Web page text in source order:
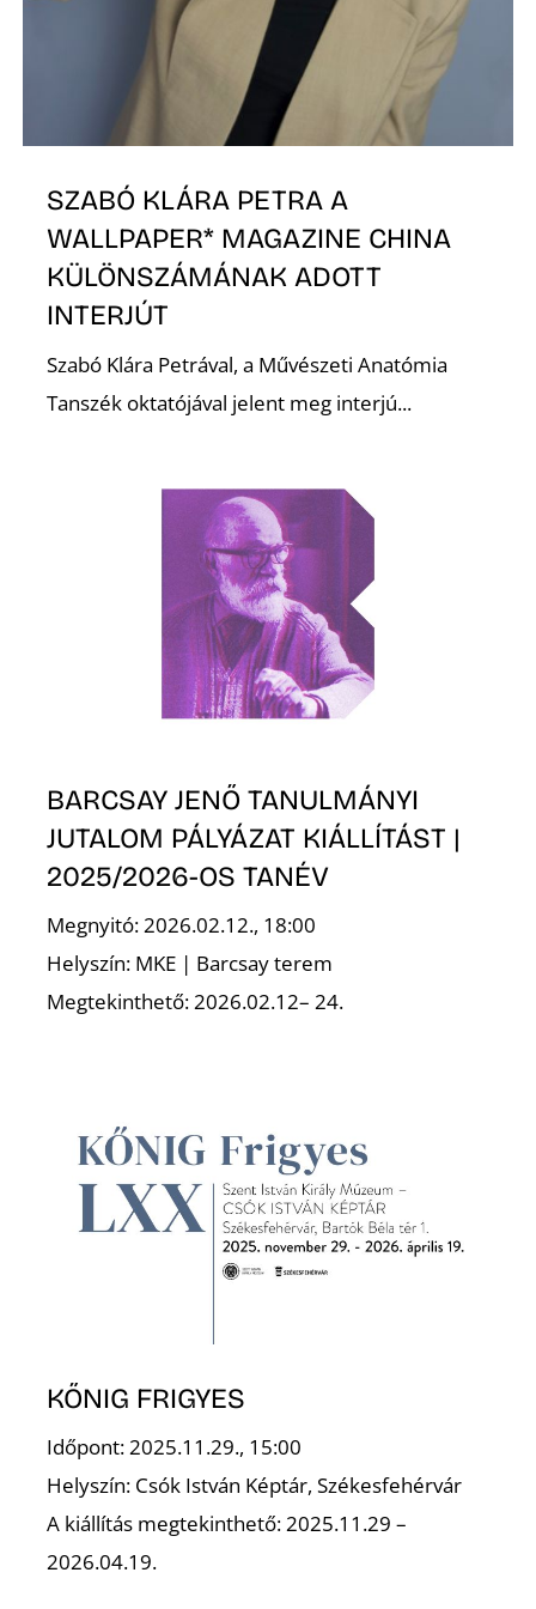
SZABÓ KLÁRA PETRA A
WALLPAPER* MAGAZINE CHINA
KÜLÖNSZÁMÁNAK ADOTT
INTERJÚT
Szabó Klára Petrával, a Művészeti Anatómia
Tanszék oktatójával jelent meg interjú...
BARCSAY JENŐ TANULMÁNYI
JUTALOM PÁLYÁZAT KIÁLLÍTÁST |
2025/2026-OS TANÉV
Megnyitó: 2026.02.12., 18:00
Helyszín: MKE | Barcsay terem
Megtekinthető: 2026.02.12– 24.
KŐNIG FRIGYES
Időpont: 2025.11.29., 15:00
Helyszín: Csók István Képtár, Székesfehérvár
A kiállítás megtekinthető: 2025.11.29 –
2026.04.19.